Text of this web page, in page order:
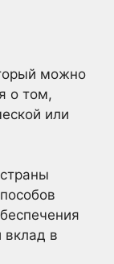
можно
о том,
или
вклад в